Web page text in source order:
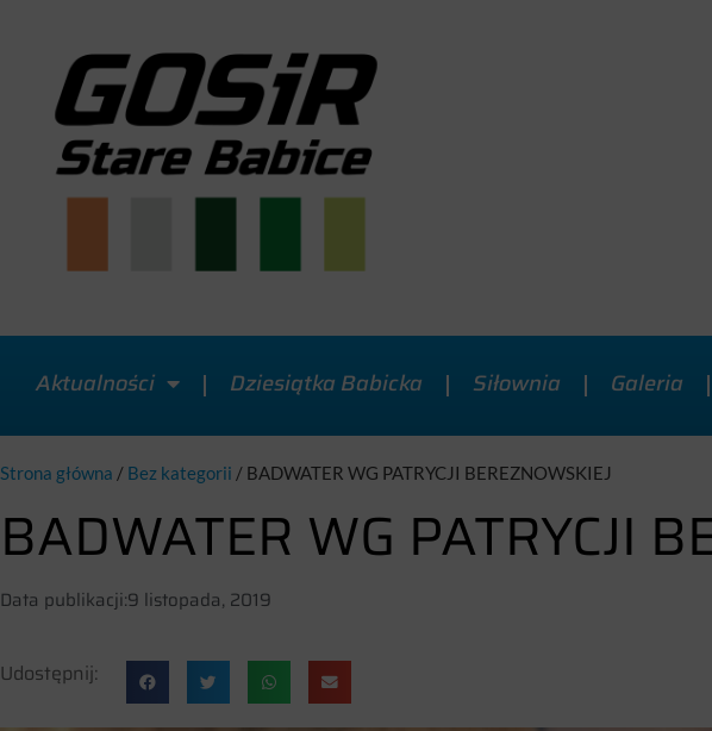
Aktualności Dziesiątka Babicka Siłownia Galeria
Strona główna / Bez kategorii / BADWATER WG PATRYCJI BEREZNOWSKIEJ
BADWATER WG PATRYCJI
Data publikacji:9 listopada, 2019
Udostępnij: